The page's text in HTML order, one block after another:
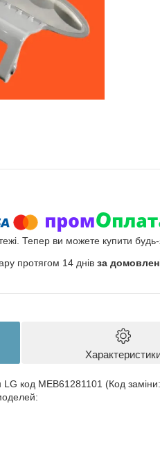
Тепер ви можете купити
протягом 14 днів за
код MEB61281101 (Код